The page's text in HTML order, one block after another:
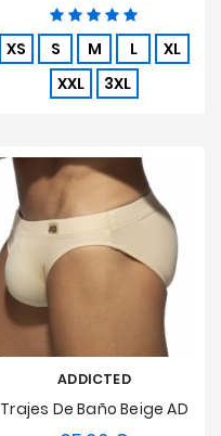
XS S M L
XL
XXL
3XL
ADDICTED
Trajes De Baño Beige AD